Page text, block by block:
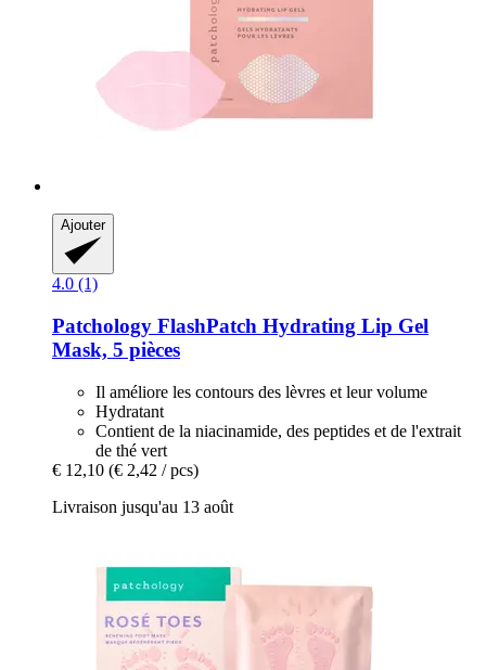
Ajouter
4.0 (1)
Patchology FlashPatch Hydrating Lip Gel
Mask, 5 pièces
Il améliore les contours des lèvres et leur volume
Hydratant
Contient de la niacinamide, des peptides et de l'extrait
de thé vert
€ 12,10 (€ 2,42 / pcs)
Livraison jusqu'au 13 août